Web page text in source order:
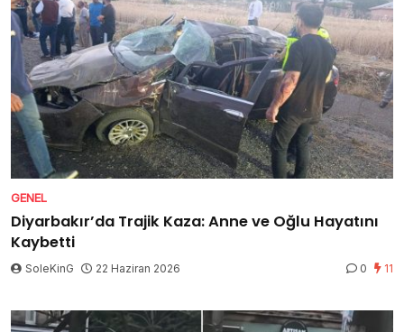
GENEL
Diyarbakır’da Trajik Kaza: Anne ve Oğlu Hayatını
Kaybetti
SoleKinG 22 Haziran 2026 0 11